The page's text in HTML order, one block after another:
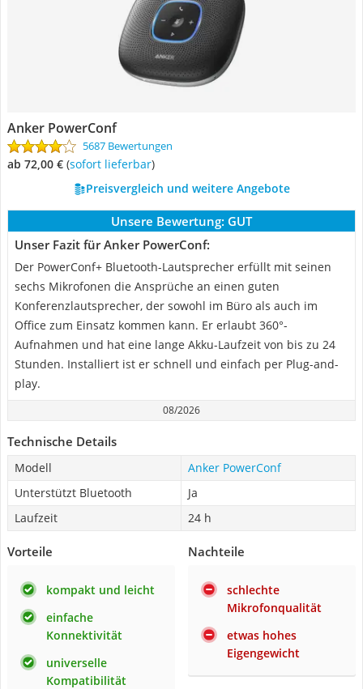
Anker PowerConf
5687 Bewertungen
ab 72,00 € ( Sofort lieferbar)
Preisvergleich und weitere Angebote
Unsere Bewertung: GUT
Unser Fazit für Anker PowerConf:
Der PowerConf+ Bluetooth-Lautsprecher erfüllt mit seinen
sechs Mikrofonen die Ansprüche an einen guten
Konferenzlautsprecher, der sowohl im Büro als auch im
Office zum Einsatz kommen kann. Er erlaubt 360°-
Aufnahmen und hat eine lange Akku-Laufzeit von bis zu 24
Stunden. Installiert ist er schnell und einfach per Plug-and-
play.
08/2026
Technische Details
Modell
Anker PowerConf
Unterstützt Bluetooth
Ja
Laufzeit
24 h
Vorteile
kompakt und leicht
einfache
Konnektivität
universelle
Kompatibilität
Nachteile
schlechte
Mikrofonqualität
etwas hohes
Eigengewicht